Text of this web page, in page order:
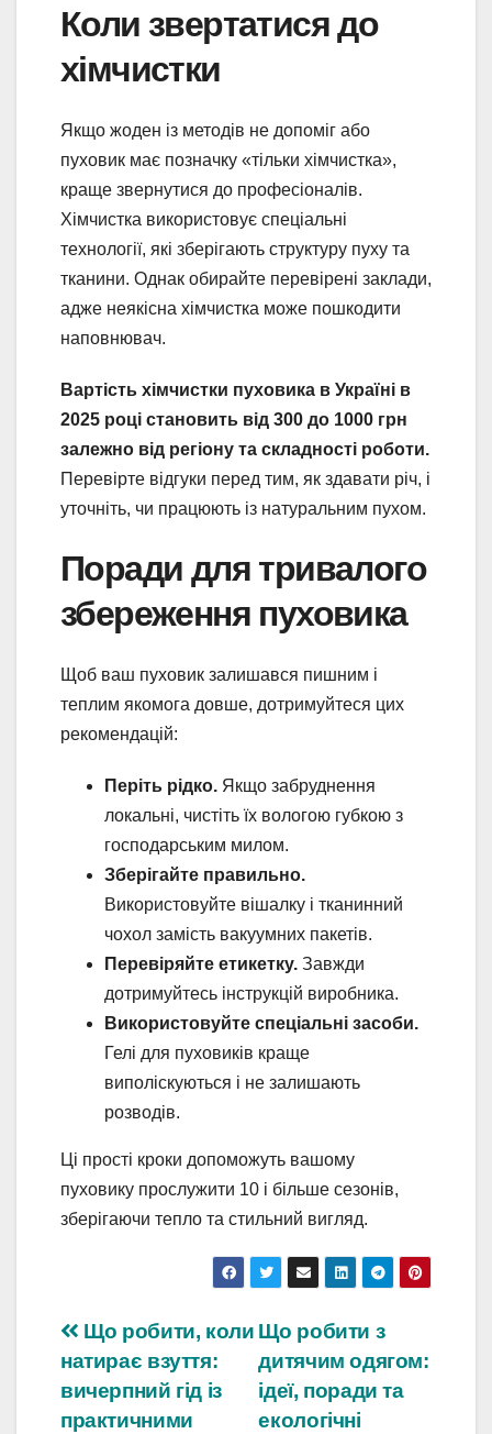
Коли звертатися до
хімчистки
Якщо жоден із методів не допоміг або
пуховик має позначку «тільки хімчистка»,
краще звернутися до професіоналів.
Хімчистка використовує спеціальні
технології, які зберігають структуру пуху та
тканини. Однак обирайте перевірені заклади,
адже неякісна хімчистка може пошкодити
наповнювач.
Вартість хімчистки пуховика в Україні в
2025 році становить від 300 до 1000 грн
залежно від регіону та складності роботи.
Перевірте відгуки перед тим, як здавати річ, і
уточніть, чи працюють із натуральним пухом.
Поради для тривалого
збереження пуховика
Щоб ваш пуховик залишався пишним і
теплим якомога довше, дотримуйтеся цих
рекомендацій:
Періть рідко. Якщо забруднення
локальні, чистіть їх вологою губкою з
господарським милом.
Зберігайте правильно.
Використовуйте вішалку і тканинний
чохол замість вакуумних пакетів.
Перевіряйте етикетку. Завжди
дотримуйтесь інструкцій виробника.
Використовуйте спеціальні засоби.
Гелі для пуховиків краще
виполіскуються і не залишають
розводів.
Ці прості кроки допоможуть вашому
пуховику прослужити 10 і більше сезонів,
зберігаючи тепло та стильний вигляд.
Навігація
записів
Що робити з
дитячим одягом:
ідеї, поради та
екологічні
Що робити, коли
натирає взуття:
вичерпний гід із
практичними